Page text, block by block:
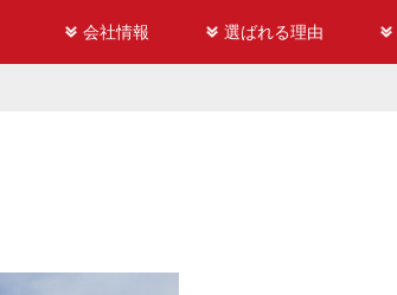
会社情報 選ばれる理由